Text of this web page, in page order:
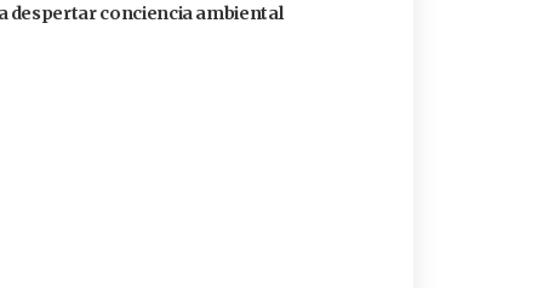
despertar conciencia ambiental